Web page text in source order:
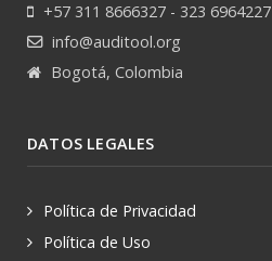
+57 311 8666327 - 323 6964227
info@auditool.org
Bogotá, Colombia
DATOS LEGALES
Política de Privacidad
Política de Uso